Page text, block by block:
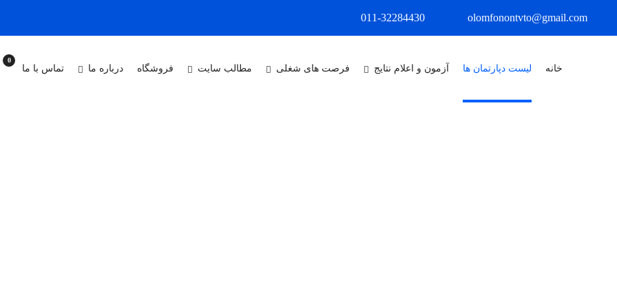
olomfonontvto@gmail.com
011-32284430
خانه لیست دپارتمان ها آزمون و اعلام نتایج فرصت های شغلی مطالب سایت فروشگاه درباره ما تماس با ما
0